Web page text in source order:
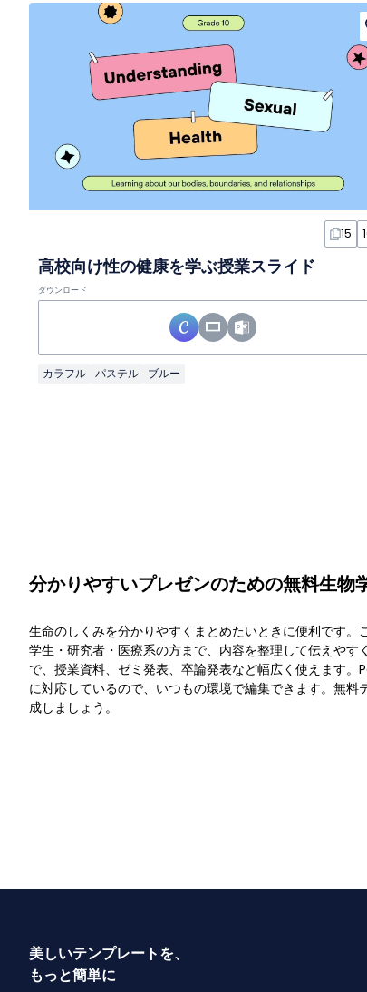
15
高校向け性の健康を学ぶ授業スライド
ダウンロード
カラフル パステル ブルー
分かりやすいプレゼンのための無料生物
生命のしくみを分かりやすくまとめたいときに便利です。
学生・研究者・医療系の方まで、内容を整理して伝えやす
で、授業資料、ゼミ発表、卒論発表など幅広く使えます
に対応しているので、いつもの環境で編集できます。無
成しましょう。
美しいテンプレートを、
もっと簡単に